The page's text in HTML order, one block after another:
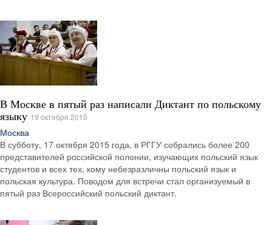
В Москве в пятый раз написали Диктант по польскому
языку 19 октября 2015
Москва
В субботу, 17 октября 2015 года, в РГГУ собрались более 200
представителей российской полонии, изучающих польский язык
студентов и всех тех, кому небезразличны польский язык и
польская культура. Поводом для встречи стал организуемый в
пятый раз Всероссийский польский диктант.